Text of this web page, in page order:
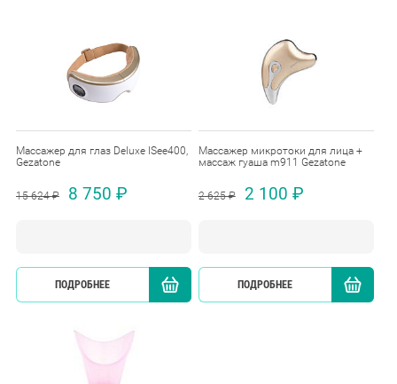
Массажер для глаз Deluxe ISee400,
Gezatone
15 624 ₽ 8 750 ₽
ПОДРОБНЕЕ КУПИТЬ
Массажер микротоки для лица +
массаж гуаша m911 Gezatone
2 625 ₽ 2 100 ₽
ПОДРОБНЕЕ